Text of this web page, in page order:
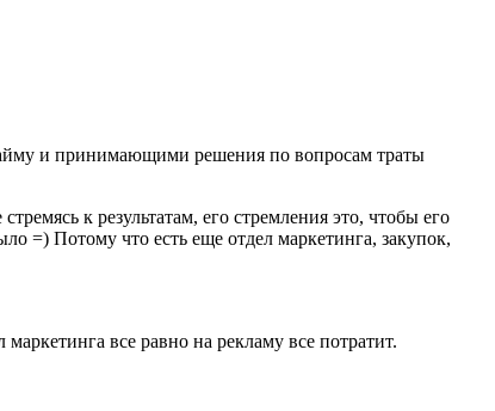
и принимающими решения по вопросам траты
к результатам, его стремления это, чтобы его
=) Потому что есть еще отдел маркетинга, закупок,
все равно на рекламу все потратит.